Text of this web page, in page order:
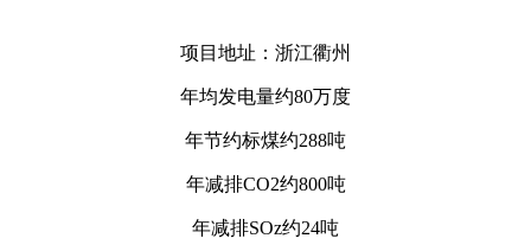
项目地址：浙江衢州
年均发电量约80万度
年节约标煤约288吨
年减排CO2约800吨
年减排SOz约24吨